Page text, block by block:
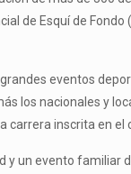
de Esquí de
eventos
los nacionales y
inscrita en
un evento familiar